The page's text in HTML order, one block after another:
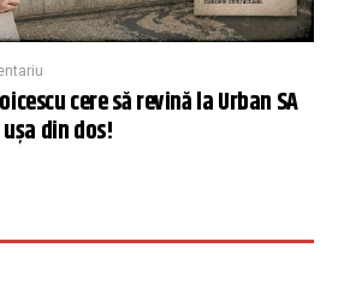
cere să revină la Urban SA
din dos!